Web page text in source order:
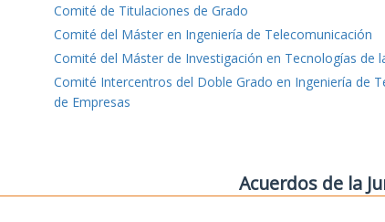
Comité de Titulaciones de Grado
Comité del Máster en Ingeniería de Telecomunicación
Comité del Máster de Investigación en Tecnologías de
Comité Intercentros del Doble Grado en Ingeniería de
de Empresas
Acuerdos de la